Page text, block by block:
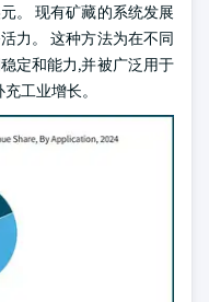
。 现有矿藏的系统发展
力。 这种方法为在不同
定和能力,并被广泛用于
工业增长。